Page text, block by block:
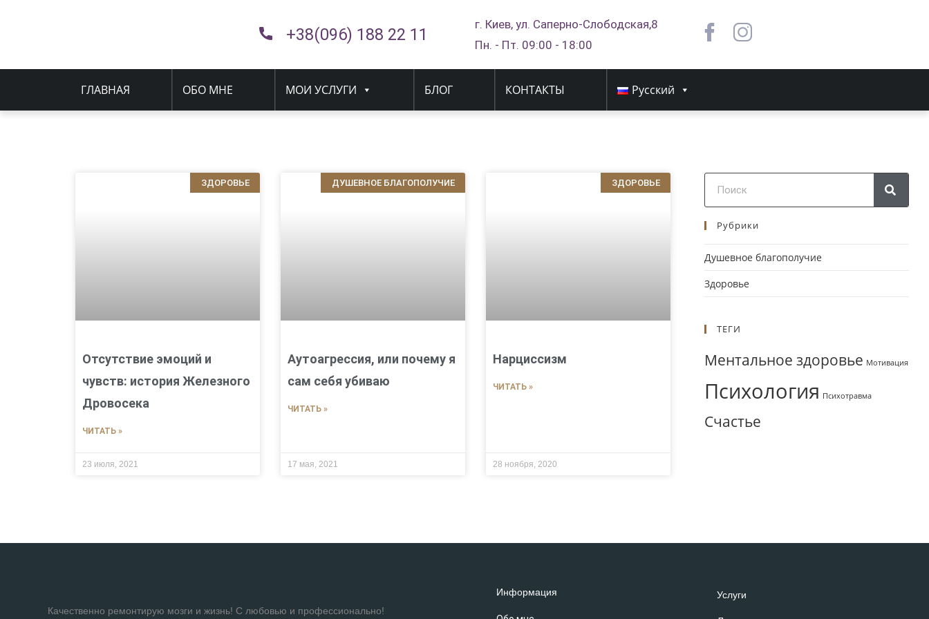
+38(096) 188 22 11
г. Киев, ул. Саперно-Слободская,8
Пн. - Пт. 09:00 - 18:00
ГЛАВНАЯ ОБО МНЕ МОИ УСЛУГИ БЛОГ КОНТАКТЫ Русский
ЗДОРОВЬЕ
Отсутствие эмоций и
чувств: история Железного
Дровосека
ЧИТАТЬ »
23 июля, 2021
ДУШЕВНОЕ БЛАГОПОЛУЧИЕ
Аутоагрессия, или почему я
сам себя убиваю
ЧИТАТЬ »
17 мая, 2021
ЗДОРОВЬЕ
Нарциссизм
ЧИТАТЬ »
28 ноября, 2020
Рубрики
Душевное благополучие
Здоровье
ТЕГИ
Ментальное здоровье Мотивация
Психология Психотравма
Счастье
Качественно ремонтирую мозги и жизнь! С любовью и профессионально!
Информация Услуги